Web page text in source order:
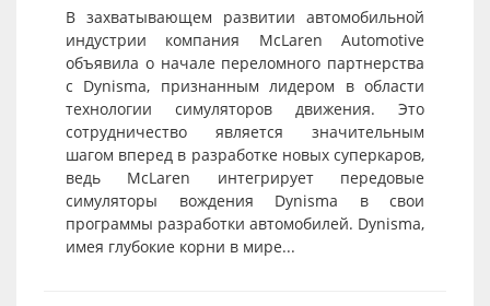
В захватывающем развитии автомобильной
индустрии компания McLaren Automotive
объявила о начале переломного партнерства
с Dynisma, признанным лидером в области
технологии симуляторов движения. Это
сотрудничество является значительным
шагом вперед в разработке новых суперкаров,
ведь McLaren интегрирует передовые
симуляторы вождения Dynisma в свои
программы разработки автомобилей. Dynisma,
имея глубокие корни в мире...